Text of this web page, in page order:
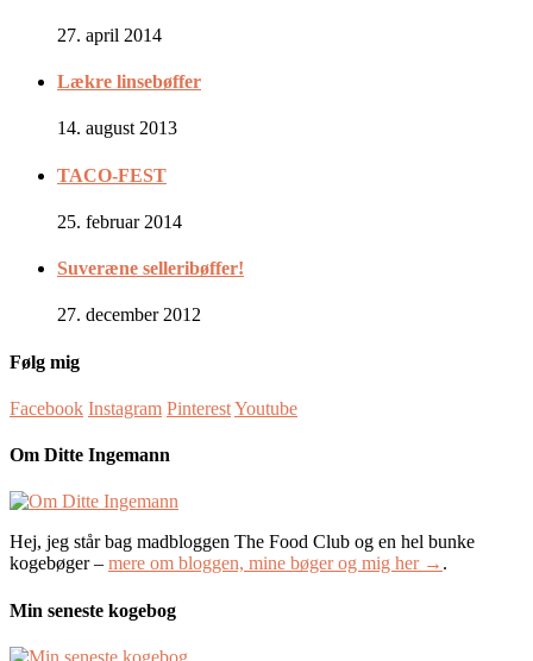
27. april 2014
Lækre linsebøffer
14. august 2013
TACO-FEST
25. februar 2014
Suveræne selleribøffer!
27. december 2012
Følg mig
Facebook Instagram PinterestYoutube
Om Ditte Ingemann
Hej, jeg står bag madbloggen The Food Club og en hel bunke
kogebøger – mere om bloggen, mine bøger og mig her → .
Min seneste kogebog